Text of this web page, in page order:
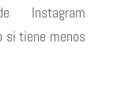
Instagram
si tiene menos